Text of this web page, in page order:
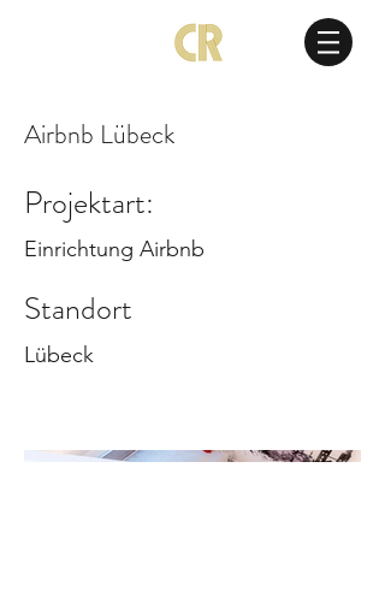
Airbnb Lübeck
Projektart:
Einrichtung Airbnb
Standort
Lübeck